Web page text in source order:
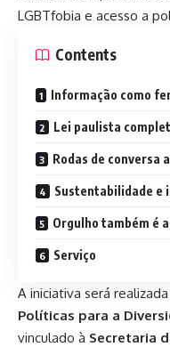
LGBTfobia e acesso a
Contents
Informação como
Lei paulista
Rodas de conversa
Sustentabilidade e
Orgulho também é
Serviço
A iniciativa será
Políticas para a
vinculado à Secretaria